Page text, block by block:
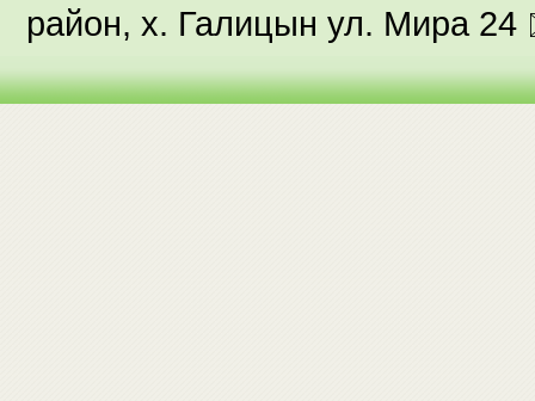
район, х. Галицын ул. Мира